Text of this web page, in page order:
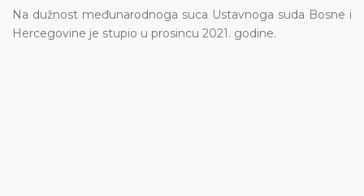
Na dužnost međunarodnoga suca Ustavnoga suda Bosne i
Hercegovine je stupio u prosincu 2021. godine.